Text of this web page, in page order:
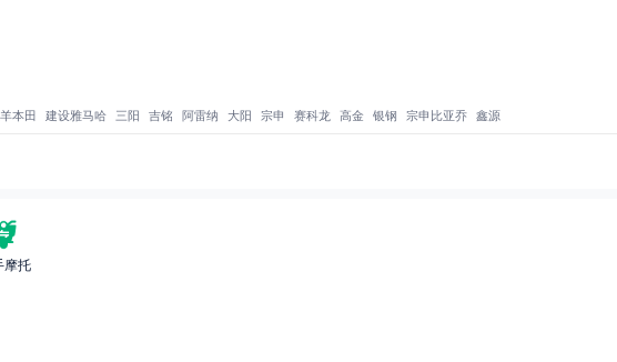
本田 建设雅马哈 三阳 吉铭 阿雷纳 大阳 宗申 赛科龙 高金 银钢 宗申比亚乔 鑫源
摩托